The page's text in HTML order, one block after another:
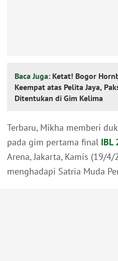
Baca Juga: Ketat! Bogor
Keempat atas Pelita Jaya,
Ditentukan di Gim Kelima
Terbaru, Mikha memberi
pada gim pertama final IBL
Arena, Jakarta, Kamis (19/
menghadapi Satria Muda